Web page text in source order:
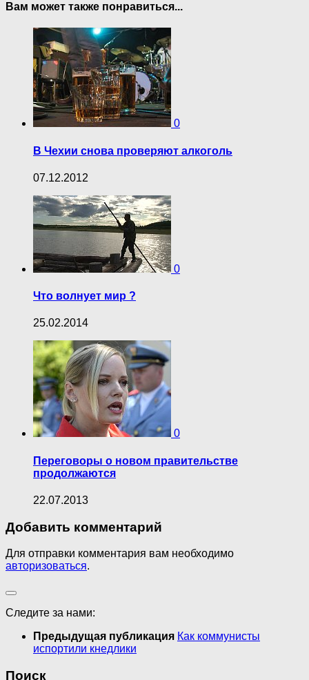
Вам может также понравиться...
0
В Чехии снова проверяют алкоголь
07.12.2012
0
Что волнует мир ?
25.02.2014
0
Переговоры о новом правительстве
продолжаются
22.07.2013
Добавить комментарий
Для отправки комментария вам необходимо
авторизоваться.
Следите за нами:
Предыдущая публикация Как коммунисты
испортили кнедлики
Поиск